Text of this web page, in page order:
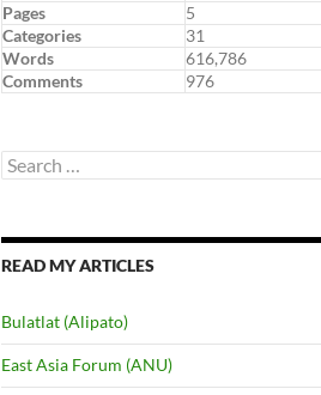
Pages
5
Categories
31
Words
616,786
Comments
976
Search
for:
READ MY ARTICLES
Bulatlat (Alipato)
East Asia Forum (ANU)